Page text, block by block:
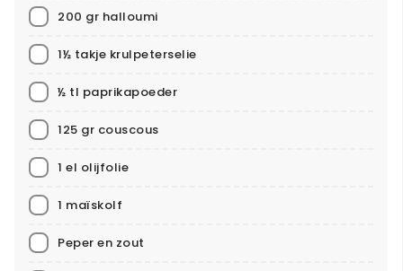
200 gr halloumi
1½ takje krulpeterselie
½ tl paprikapoeder
125 gr couscous
1 el olijfolie
1 maïskolf
Peper en zout